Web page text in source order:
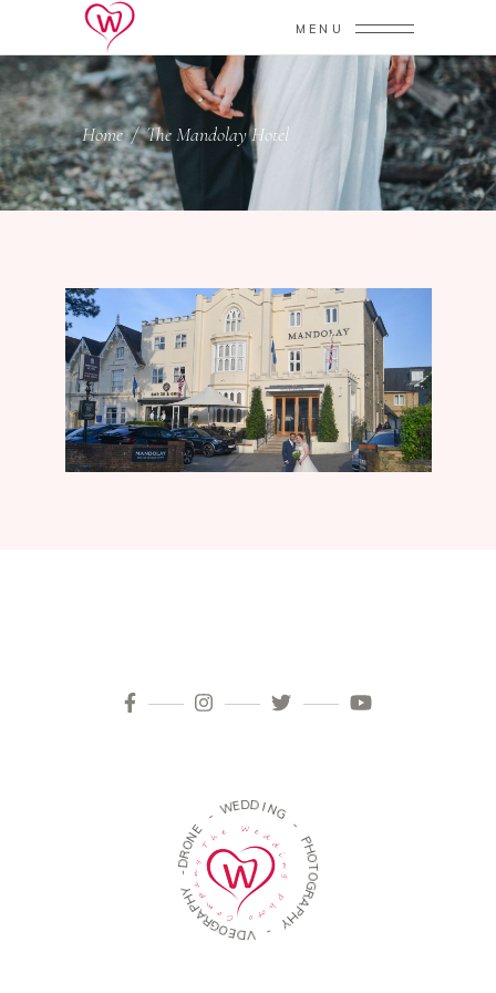
MENU
Home/The Mandolay Hotel
- WEDDING
-
P
H
O
T
O
G
R
A
P
H
Y
-
V
D
E
O
G
R
A
P
H
Y
-
D
R
O
N
E